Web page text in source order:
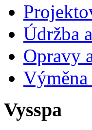
Údržba
Opravy
Vysspa